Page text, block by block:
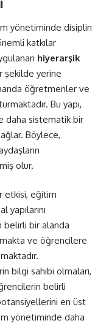
yönetiminde disiplin
katkılar
hiyerarşik
şekilde yerine
öğretmenler ve
Bu yapı,
daha sistematik bir
Böylece,
olur.
etkisi, eğitim
yapılarını
belirli bir alanda
ve öğrencilere
bilgi sahibi olmaları,
belirli
en üst
yönetiminde daha